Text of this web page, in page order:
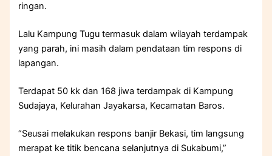
ringan.
Lalu Kampung Tugu termasuk dalam wilayah terdampak
yang parah, ini masih dalam pendataan tim respons di
lapangan.
Terdapat 50 kk dan 168 jiwa terdampak di Kampung
Sudajaya, Kelurahan Jayakarsa, Kecamatan Baros.
“Seusai melakukan respons banjir Bekasi, tim langsung
merapat ke titik bencana selanjutnya di Sukabumi,”